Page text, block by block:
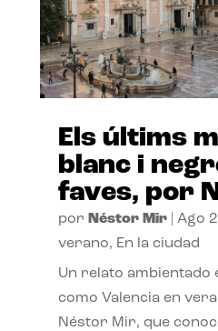
Els últims
blanc i
faves, por
por Néstor Mir| Ago
verano, En la ciudad
Un relato ambientado
como Valencia en
Néstor Mir, que